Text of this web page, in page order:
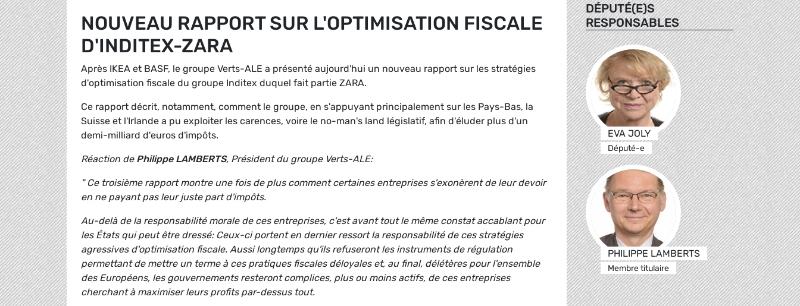
NOUVEAU RAPPORT SUR L'OPTIMISATION FISCALE
D'INDITEX-ZARA
Après IKEA et BASF, le groupe Verts-ALE a présenté aujourd'hui un nouveau rapport sur les stratégies
d'optimisation fiscale du groupe Inditex duquel fait partie ZARA.
Ce rapport décrit, notamment, comment le groupe, en s'appuyant principalement sur les Pays-Bas, la
Suisse et l'Irlande a pu exploiter les carences, voire le no-man's land législatif, afin d'éluder plus d'un
demi-milliard d'euros d'impôts.
Réaction de Philippe LAMBERTS, Président du groupe Verts-ALE:
" Ce troisième rapport montre une fois de plus comment certaines entreprises s'exonèrent de leur devoir
en ne payant pas leur juste part d'impôts.
Au-delà de la responsabilité morale de ces entreprises, c'est avant tout le même constat accablant pour
les États qui peut être dressé: Ceux-ci portent en dernier ressort la responsabilité de ces stratégies
agressives d'optimisation fiscale. Aussi longtemps qu'ils refuseront les instruments de régulation
permettant de mettre un terme à ces pratiques fiscales déloyales et, au final, délétères pour l'ensemble
des Européens, les gouvernements resteront complices, plus ou moins actifs, de ces entreprises
cherchant à maximiser leurs profits par-dessus tout.
DÉPUTÉ(E)S
RESPONSABLES
EVA JOLY
Député-e
PHILIPPE LAMBERTS
Membre titulaire